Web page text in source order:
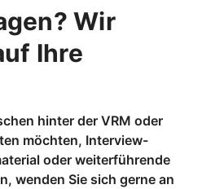
Wir
Ihre
hinter der VRM oder
möchten, Interview-
oder weiterführende
wenden Sie sich gerne an